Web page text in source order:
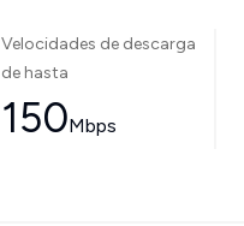
Velocidades de descarga
de hasta
150Mbps